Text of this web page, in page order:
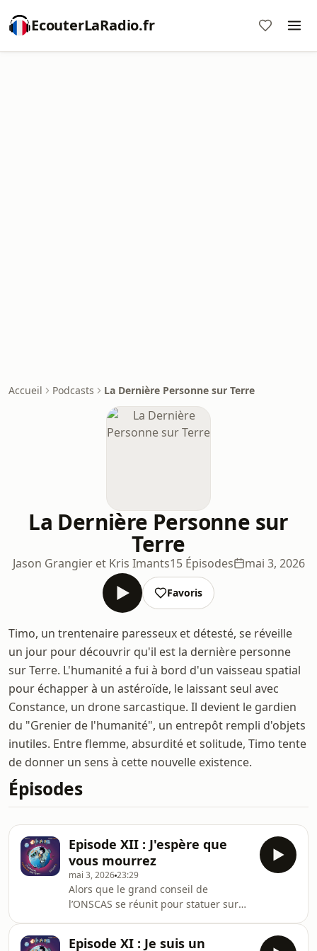
EcouterLaRadio.fr
Accueil Podcasts La Dernière Personne sur Terre
La Dernière Personne sur
Terre
Jason Grangier et Kris Imants15 Épisodes mai 3, 2026
Favoris
Timo, un trentenaire paresseux et détesté, se réveille
un jour pour découvrir qu'il est la dernière personne
sur Terre. L'humanité a fui à bord d'un vaisseau spatial
pour échapper à un astéroïde, le laissant seul avec
Constance, un drone sarcastique. Il devient le gardien
du "Grenier de l'humanité", un entrepôt rempli d'objets
inutiles. Entre flemme, absurdité et solitude, Timo tente
de donner un sens à cette nouvelle existence.
Épisodes
Episode XII : J'espère que
vous mourrez
mai 3, 202623:29
Alors que le grand conseil de
l’ONSCAS se réunit pour statuer sur
Episode XI : Je suis un